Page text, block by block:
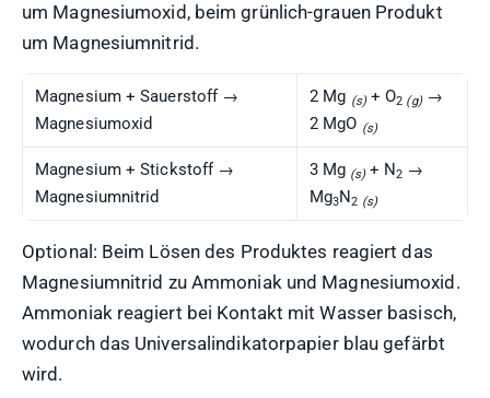
um Magnesiumoxid, beim grünlich-grauen Produkt
um Magnesiumnitrid.
Magnesium + Sauerstoff →
Magnesiumoxid
2 Mg (s)+ O2 (g)→
2 MgO (s)
Magnesium + Stickstoff →
Magnesiumnitrid
3 Mg (s)+ N2 →
Mg3N2 (s)
Optional: Beim Lösen des Produktes reagiert das
Magnesiumnitrid zu Ammoniak und Magnesiumoxid.
Ammoniak reagiert bei Kontakt mit Wasser basisch,
wodurch das Universalindikatorpapier blau gefärbt
wird.